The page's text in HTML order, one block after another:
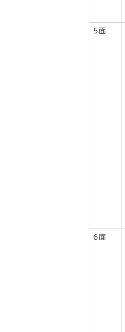
5面
6面